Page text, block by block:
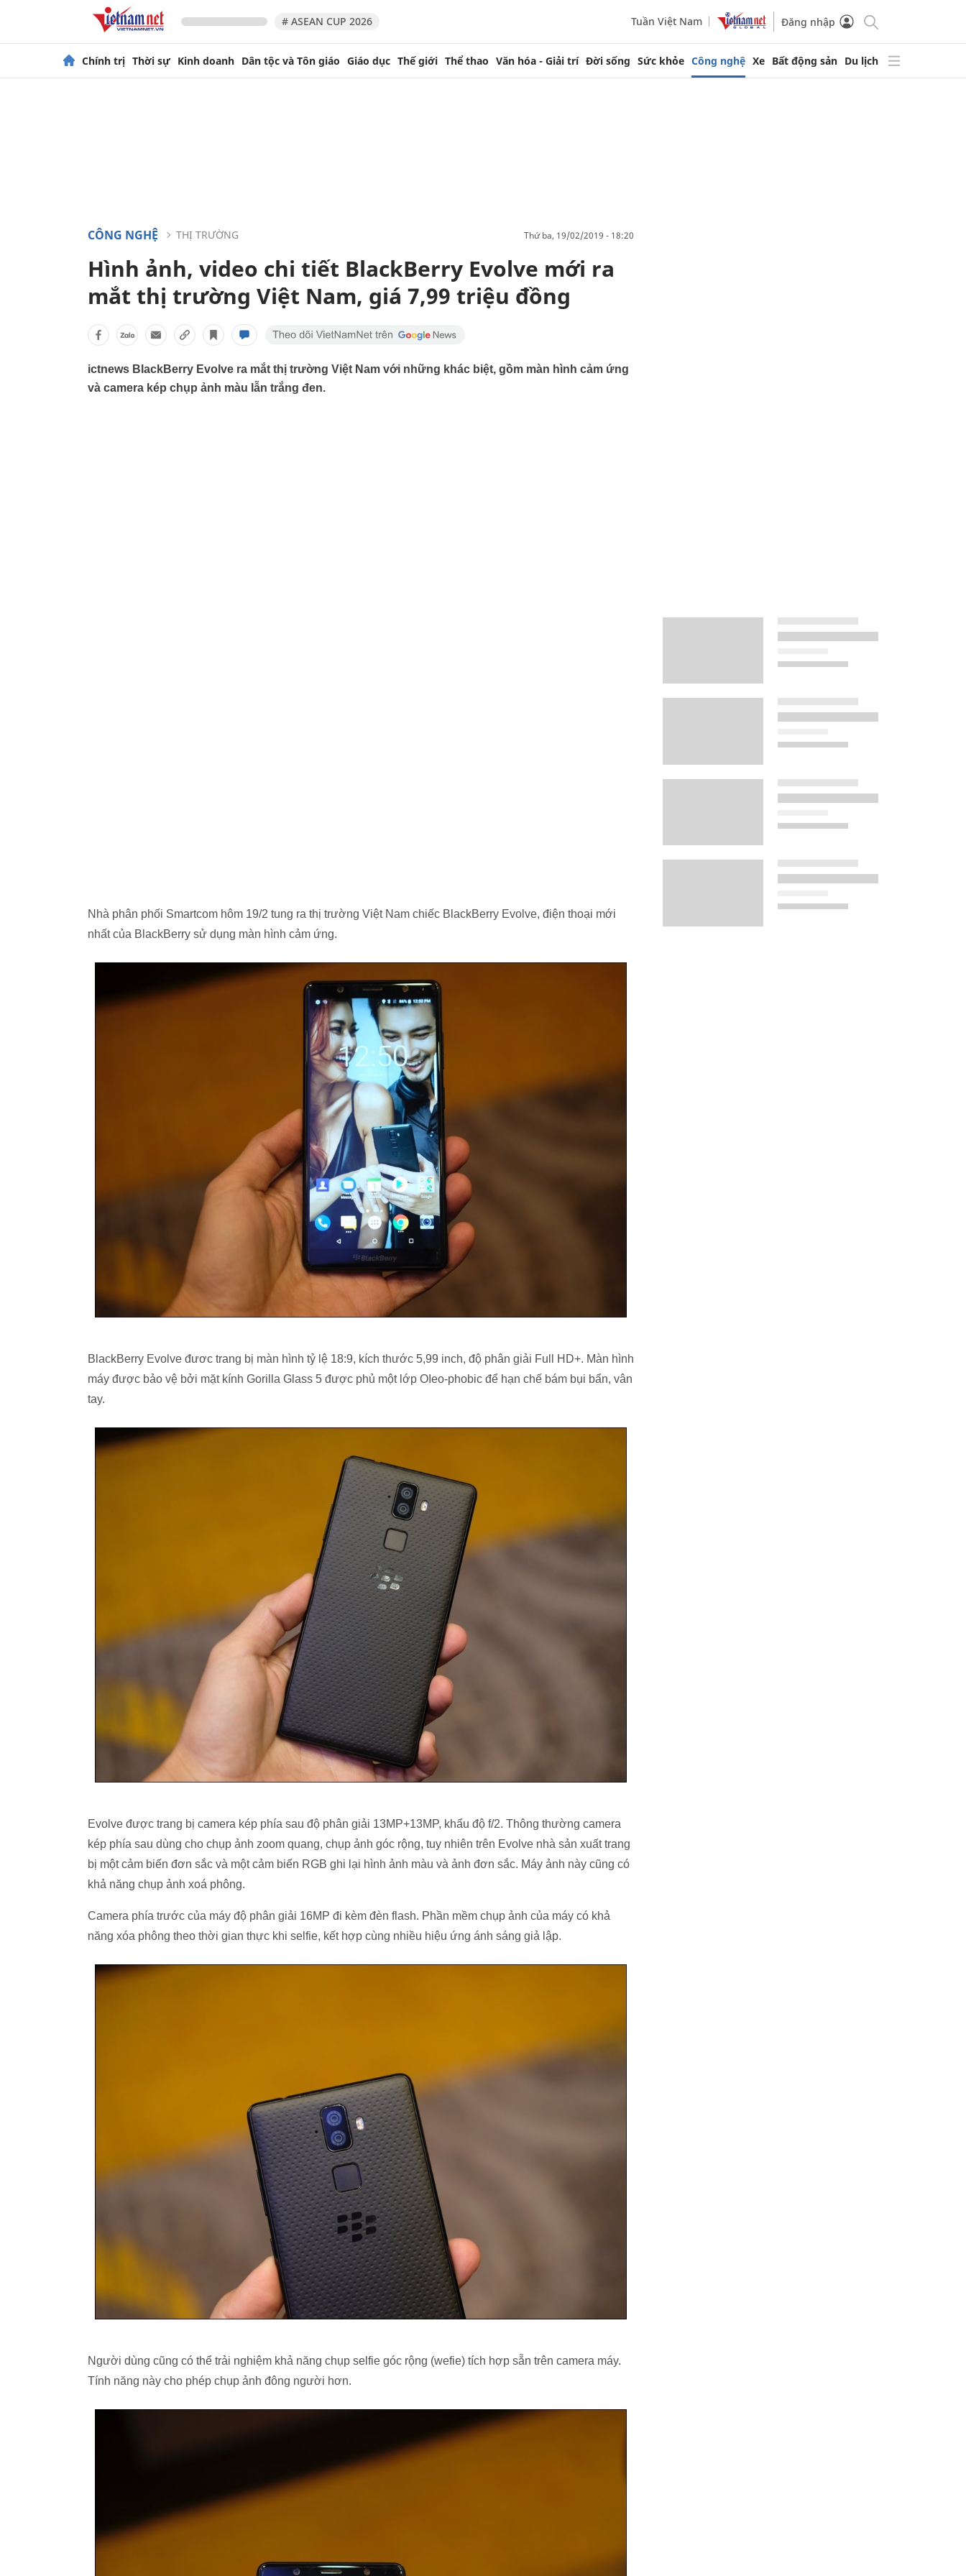
# ASEAN CUP 2026 Tuần Việt Nam Đăng nhập
Chính trị Thời sự Kinh doanh Dân tộc và Tôn giáo Giáo dục Thế giới Thể thao Văn hóa - Giải trí Đời sống Sức khỏe Công nghệ Xe Bất động sản Du lịch
CÔNG NGHỆ THỊ TRƯỜNG thứ ba, 19/02/2019 - 18:20
Hình ảnh, video chi tiết BlackBerry Evolve mới ra
mắt thị trường Việt Nam, giá 7,99 triệu đồng
ictnews BlackBerry Evolve ra mắt thị trường Việt Nam với những khác biệt, gồm màn hình cảm ứng
và camera kép chụp ảnh màu lẫn trắng đen.
Nhà phân phối Smartcom hôm 19/2 tung ra thị trường Việt Nam chiếc BlackBerry Evolve, điện thoại mới
nhất của BlackBerry sử dụng màn hình cảm ứng.
BlackBerry Evolve đươc trang bị màn hình tỷ lệ 18:9, kích thước 5,99 inch, độ phân giải Full HD+. Màn hình
máy được bảo vệ bởi mặt kính Gorilla Glass 5 được phủ một lớp OIeo-phobic để hạn chế bám bụi bẩn, vân
tay.
Evolve được trang bị camera kép phía sau độ phân giải 13MP+13MP, khẩu độ f/2. Thông thường camera
kép phía sau dùng cho chụp ảnh zoom quang, chụp ảnh góc rộng, tuy nhiên trên Evolve nhà sản xuất trang
bị một cảm biến đơn sắc và một cảm biến RGB ghi lại hình ảnh màu và ảnh đơn sắc. Máy ảnh này cũng có
khả năng chụp ảnh xoá phông.
Camera phía trước của máy độ phân giải 16MP đi kèm đèn flash. Phần mềm chụp ảnh của máy có khả
năng xóa phông theo thời gian thực khi selfie, kết hợp cùng nhiều hiệu ứng ánh sáng giả lập.
Người dùng cũng có thể trải nghiệm khả năng chụp selfie góc rộng (wefie) tích hợp sẵn trên camera máy.
Tính năng này cho phép chụp ảnh đông người hơn.